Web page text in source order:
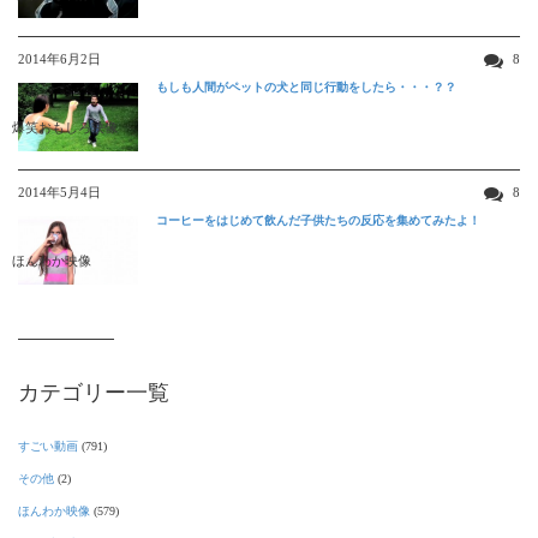
2014年6月2日 8
爆笑おもしろ映像
もしも人間がペットの犬と同じ行動をしたら・・・？？
2014年5月4日 8
ほんわか映像
コーヒーをはじめて飲んだ子供たちの反応を集めてみたよ！
カテゴリー一覧
すごい動画 (791)
その他 (2)
ほんわか映像 (579)